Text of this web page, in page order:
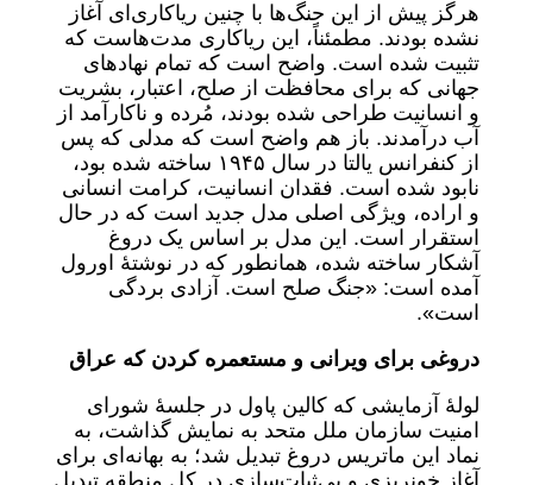
هرگز پیش از این جنگ‌ها با چنین ریاکاری‌ای آغاز
نشده بودند. مطمئناً، این ریاکاری مدت‌هاست که
تثبیت شده است. واضح است که تمام نهادهای
جهانی که برای محافظت از صلح، اعتبار، بشریت
و انسانیت طراحی شده بودند، مُرده و ناکارآمد از
آب درآمدند. باز هم واضح است که مدلی که پس
از کنفرانس یالتا در سال ۱۹۴۵ ساخته شده بود،
نابود شده است. فقدان انسانیت، کرامت انسانی
و اراده، ویژگی اصلی مدل جدید است که در حال
استقرار است. این مدل بر اساس یک دروغ
آشکار ساخته شده، همانطور که در نوشتۀ اورول
آمده است: «جنگ صلح است. آزادی بردگی
است».
دروغی برای ویرانی و مستعمره کردن که عراق
لولۀ آزمایشی که کالین پاول در جلسۀ شورای
امنیت سازمان ملل متحد به نمایش گذاشت، به
نماد این ماتریس دروغ تبدیل شد؛ به بهانه‌ای برای
آغاز خونریزی و بی‌ثبات‌سازی در کل منطقه تبدیل